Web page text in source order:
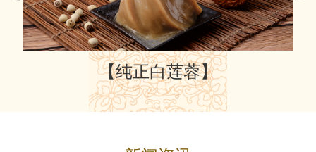
【纯正白莲蓉】